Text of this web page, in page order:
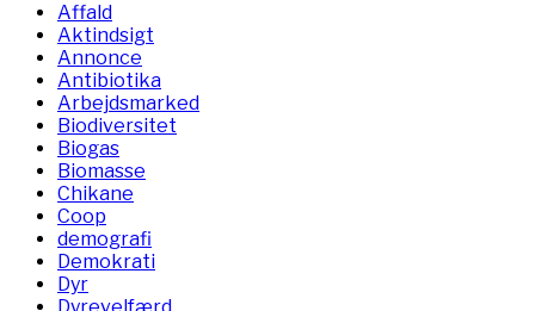
Affald
Aktindsigt
Annonce
Antibiotika
Arbejdsmarked
Biodiversitet
Biogas
Biomasse
Chikane
Coop
demografi
Demokrati
Dyr